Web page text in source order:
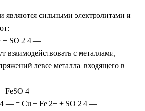
являются сильными электролитами и
+ SO 2 4 —
взаимодействовать с металлами,
левее металла, входящего в
FeSO 4
4 — = Сu + Fe 2+ + SO 2 4 —